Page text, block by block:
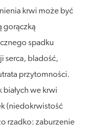
krwi może być
gorączką
spadku
serca, bladość,
przytomności.
we krwi
(niedokrwistość
rzadko: zaburzenie